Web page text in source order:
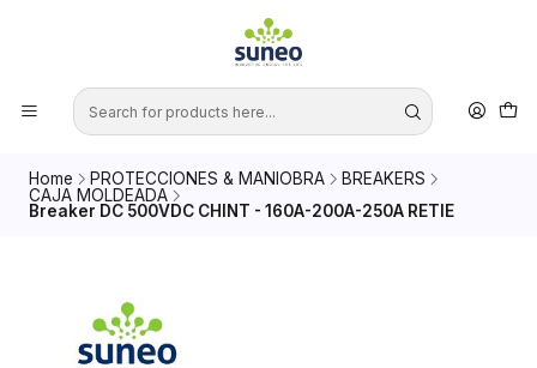
Home PROTECCIONES & MANIOBRA
BREAKERS
CAJA MOLDEADA
Breaker DC 500VDC CHINT - 160A-200A-250A RETIE